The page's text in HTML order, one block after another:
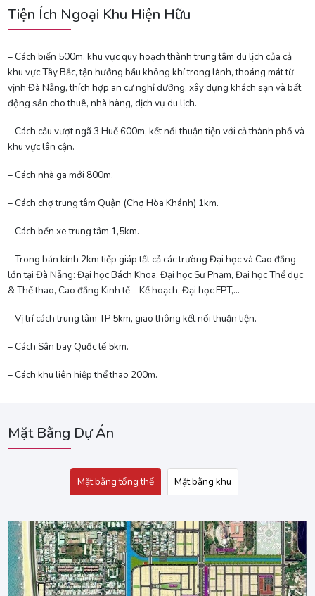
Tiện Ích Ngoại Khu Hiện Hữu
– Cách biển 500m, khu vực quy hoạch thành trung tâm du lịch của cả
khu vực Tây Bắc, tận hưởng bầu không khí trong lành, thoáng mát từ
vịnh Đà Nẵng, thích hợp an cư nghỉ dưỡng, xây dựng khách sạn và bất
động sản cho thuê, nhà hàng, dịch vụ du lịch.
– Cách cầu vượt ngã 3 Huế 600m, kết nối thuận tiện với cả thành phố và
khu vực lân cận.
– Cách nhà ga mới 800m.
– Cách chợ trung tâm Quận (Chợ Hòa Khánh) 1km.
– Cách bến xe trung tâm 1,5km.
– Trong bán kính 2km tiếp giáp tất cả các trường Đại học và Cao đẳng
lớn tại Đà Nẵng: Đại học Bách Khoa, Đại học Sư Phạm, Đại học Thể dục
& Thể thao, Cao đẳng Kinh tế – Kế hoạch, Đại học FPT,…
– Vị trí cách trung tâm TP 5km, giao thông kết nối thuận tiện.
– Cách Sân bay Quốc tế 5km.
– Cách khu liên hiệp thể thao 200m.
Mặt Bằng Dự Án
Mặt bằng tổng thể Mặt bằng khu